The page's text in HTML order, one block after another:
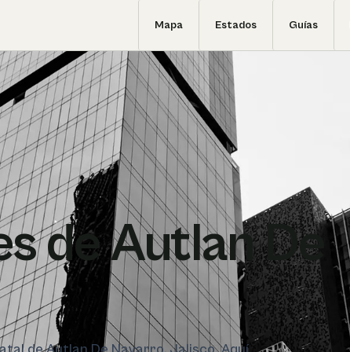
Mapa Estados Guías
de Autlan De